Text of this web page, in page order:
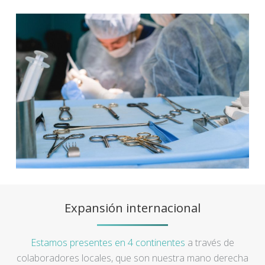
Expansión internacional
Estamos presentes en 4 continentes a través de
colaboradores locales, que son nuestra mano derecha